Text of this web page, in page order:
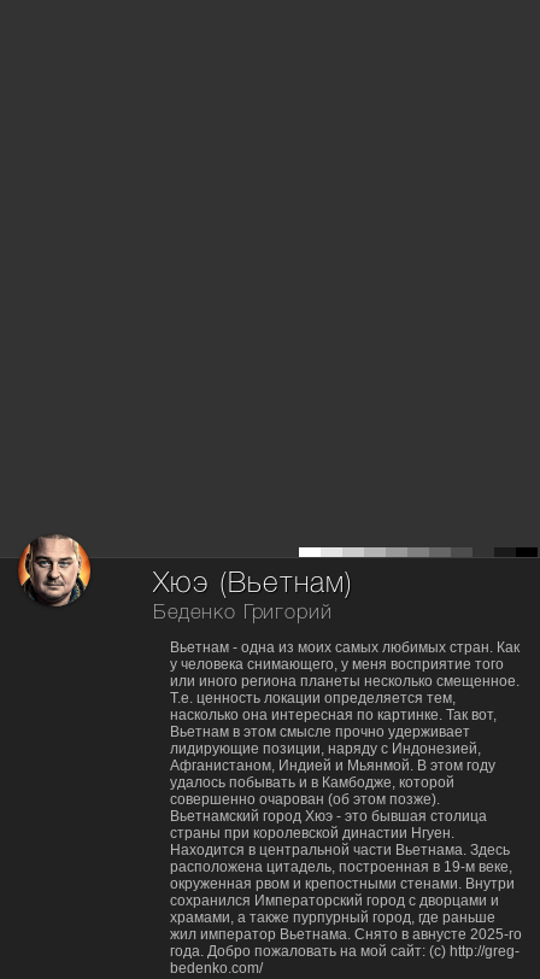
Хюэ (Вьетнам)
Беденко Григорий
Вьетнам - одна из моих самых любимых стран. Как
у человека снимающего, у меня восприятие того
или иного региона планеты несколько смещенное.
Т.е. ценность локации определяется тем,
насколько она интересная по картинке. Так вот,
Вьетнам в этом смысле прочно удерживает
лидирующие позиции, наряду с Индонезией,
Афганистаном, Индией и Мьянмой. В этом году
удалось побывать и в Камбодже, которой
совершенно очарован (об этом позже).
Вьетнамский город Хюэ - это бывшая столица
страны при королевской династии Нгуен.
Находится в центральной части Вьетнама. Здесь
расположена цитадель, построенная в 19-м веке,
окруженная рвом и крепостными стенами. Внутри
сохранился Императорский город с дворцами и
храмами, а также пурпурный город, где раньше
жил император Вьетнама. Снято в авнусте 2025-го
года. Добро пожаловать на мой сайт: (c) http://greg-
bedenko.com/